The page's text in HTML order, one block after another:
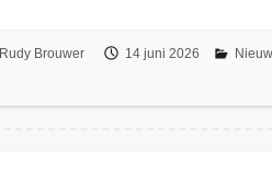
Rudy Brouwer 14 juni 2026